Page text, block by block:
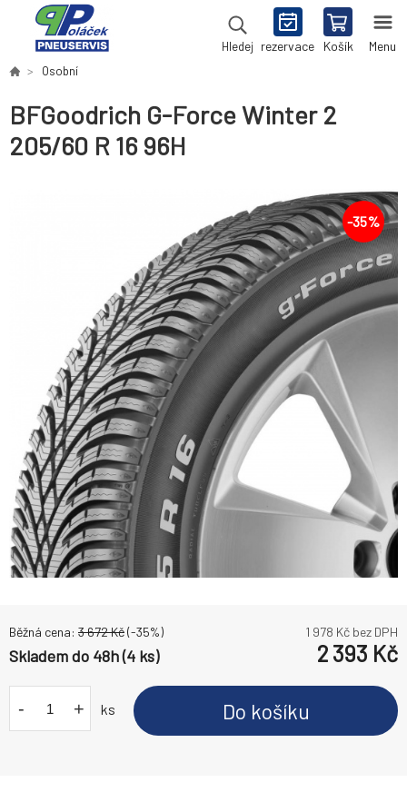
Hledej rezervace Košík Menu
Osobní
BFGoodrich G-Force Winter 2
205/60 R 16 96H
-35%
Běžná cena: 3 672Kč(-35%) 1 978 Kč bez DPH
Skladem do 48h (4 ks) 2 393 Kč
- + ks Do košíku